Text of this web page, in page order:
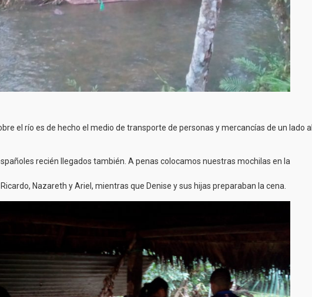
el río es de hecho el medio de transporte de personas y mercancías de un lado al
recién llegados también. A penas colocamos nuestras mochilas en la
Nazareth y Ariel, mientras que Denise y sus hijas preparaban la cena.